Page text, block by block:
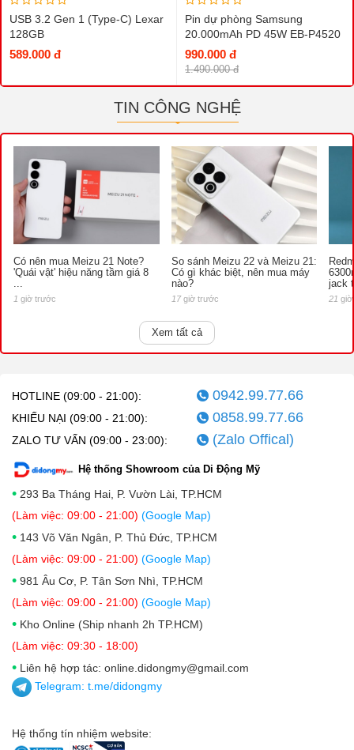
USB 3.2 Gen 1 (Type-C) Lexar
128GB
589.000 đ
Pin dự phòng Samsung
20.000mAh PD 45W EB-P4520
990.000 đ
1.490.000 đ
TIN CÔNG NGHỆ
Có nên mua Meizu 21 Note?
'Quái vật' hiệu năng tầm giá 8
1 giờ trước
So sánh Meizu 22 và Meizu 21:
Có gì khác biệt, nên mua máy
nào?
17giờ trước
jack
21
Xem tất cả
HOTLINE (09:00 - 21:00): 0942.99.77.66
KHIẾU NẠI (09:00 - 21:00): 0858.99.77.66
ZALO TƯ VẤN (09:00 - 23:00): (Zalo Offical)
Hệ thống Showroom của Di Động Mỹ
• 293 Ba Tháng Hai, P. Vườn Lài, TP.HCM
(Làm việc: 09:00 - 21:00) (Google Map)
• 143 Võ Văn Ngân, P. Thủ Đức, TP.HCM
(Làm việc: 09:00 - 21:00) (Google Map)
• 981 Âu Cơ, P. Tân Sơn Nhì, TP.HCM
(Làm việc: 09:00 - 21:00) (Google Map)
• Kho Online (Ship nhanh 2h TP.HCM)
(Làm việc: 09:30 - 18:00)
• Liên hệ hợp tác: online.didongmy@gmail.com
Telegram: t.me/didongmy
Hệ thống tín nhiệm website: